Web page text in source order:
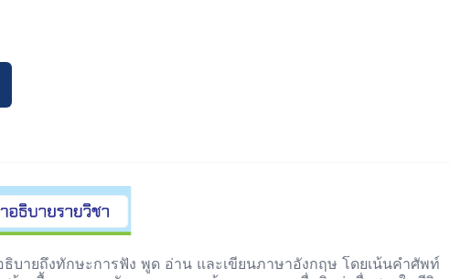
ธิบายถึงทักษะการฟัง พูด อ่าน และเขียนภาษาอังกฤษ โดยเน้นคำศัพท์